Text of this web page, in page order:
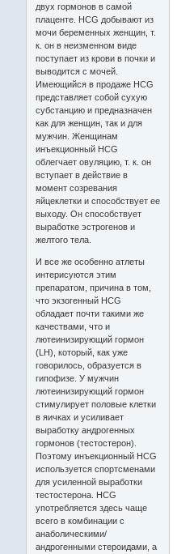
двух гормонов в самой
плаценте. HCG добывают из
мочи беременных женщин, т.
к. он в неизменном виде
поступает из крови в почки и
выводится с мочей.
Имеющийся в продаже HCG
представляет собой сухую
субстанцию и предназначен
как для женщин, так и для
мужчин. Женщинам
инъекционный HCG
облегчает овуляцию, т. к. он
вступает в действие в
момент созревания
яйцеклетки и способствует ее
выходу. Он способствует
выработке эстрогенов и
желтого тела.
И все же особенно атлеты
интерисуются этим
препаратом, причина в том,
что экзогенный HCG
обладает почти такими же
качествами, что и
лютеинизирующий гормон
(LH), который, как уже
говорилось, образуется в
гипофизе. У мужчин
лютеинизирующий гормон
стимулирует половые клетки
в яичках и усиливает
выработку андрогенных
гормонов (тестостерон).
Поэтому инъекционный HCG
используется спортсменами
для усиленной выработки
тестостерона. HCG
употребляется здесь чаще
всего в комбинации с
анаболическими/
андрогенными стероидами, а